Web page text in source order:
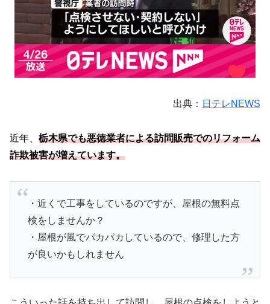
出典： 日テレNEWS
近年、 栃木県でも悪徳業者による訪問販売でのリフォーム
詐欺被害が増えています。
・近くで工事をしているのですが、屋根の無料点
検をしませんか？
・屋根が風でパカパカしているので、修理した方
が良いかもしれません